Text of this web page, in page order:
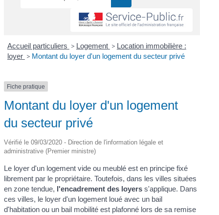
Accueil particuliers > Logement > Location immobilière :
loyer > Montant du loyer d'un logement du secteur privé
Fiche pratique
Montant du loyer d'un logement
du secteur privé
Vérifié le 09/03/2020 - Direction de l'information légale et
administrative (Premier ministre)
Le loyer d'un logement vide ou meublé est en principe fixé
librement par le propriétaire. Toutefois, dans les villes situées
en zone tendue, l'encadrement des loyers s'applique. Dans
ces villes, le loyer d'un logement loué avec un bail
d'habitation ou un bail mobilité est plafonné lors de sa remise